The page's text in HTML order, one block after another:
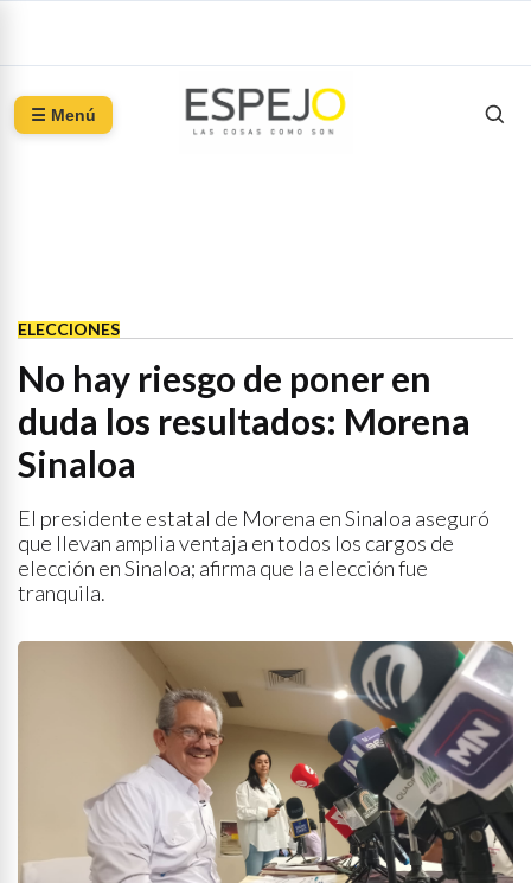
☰ Menú
ELECCIONES
No hay riesgo de poner en
duda los resultados: Morena
Sinaloa
El presidente estatal de Morena en Sinaloa aseguró
que llevan amplia ventaja en todos los cargos de
elección en Sinaloa; afirma que la elección fue
tranquila.